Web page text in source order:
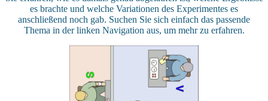
es brachte und welche Variationen des Experimentes es
anschließend noch gab. Suchen Sie sich einfach das passende
Thema in der linken Navigation aus, um mehr zu erfahren.